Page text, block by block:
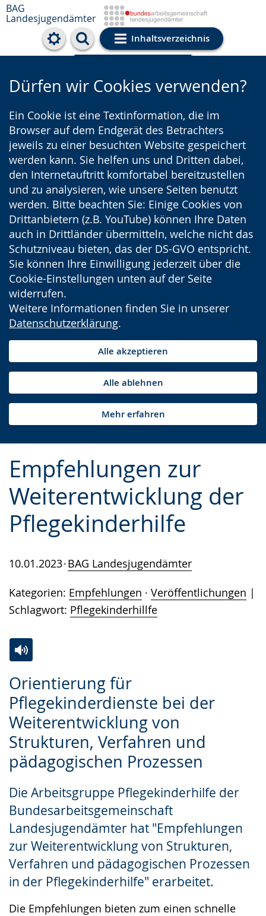
BAG
Landesjugendämter
Inhaltsverzeichnis
Cookie-Einstellungen
Dürfen wir Cookies verwenden?
Ein Cookie ist eine Textinformation, die im
Browser auf dem Endgerät des Betrachters
jeweils zu einer besuchten Website gespeichert
werden kann. Sie helfen uns und Dritten dabei,
den Internetauftritt komfortabel bereitzustellen
und zu analysieren, wie unsere Seiten benutzt
werden. Bitte beachten Sie: Einige Cookies von
Drittanbietern (z.B. YouTube) können Ihre Daten
auch in Drittländer übermitteln, welche nicht das
Schutzniveau bieten, das der DS-GVO entspricht.
Sie können Ihre Einwilligung jederzeit über die
Cookie-Einstellungen unten auf der Seite
widerrufen.
Weitere Informationen finden Sie in unserer
Datenschutzerklärung.
Alle akzeptieren
Alle ablehnen
Mehr erfahren
Empfehlungen zur
Weiterentwicklung der
Pflegekinderhilfe
10.01.2023 BAG Landesjugendämter
Kategorien: Empfehlungen · Veröffentlichungen
Schlagwort: Pflegekinderhillfe
Orientierung für
Pflegekinderdienste bei der
Weiterentwicklung von
Strukturen, Verfahren und
pädagogischen Prozessen
Die Arbeitsgruppe Pflegekinderhilfe der
Bundesarbeitsgemeinschaft
Landesjugendämter hat "Empfehlungen
zur Weiterentwicklung von Strukturen,
Verfahren und pädagogischen Prozessen
in der Pflegekinderhilfe" erarbeitet.
Die Empfehlungen bieten zum einen schnelle
Leichten
Sprache
wechseln.
Audio-
Unterstützung.
Video
in
Deutscher
Gebärdensprache
wird
angezeigt.